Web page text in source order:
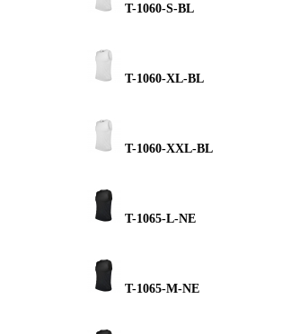
T-1060-S-BL
T-1060-XL-BL
T-1060-XXL-BL
T-1065-L-NE
T-1065-M-NE